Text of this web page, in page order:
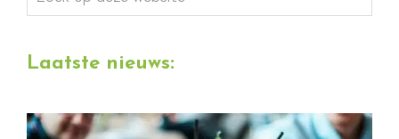
op
website
Laatste nieuws: